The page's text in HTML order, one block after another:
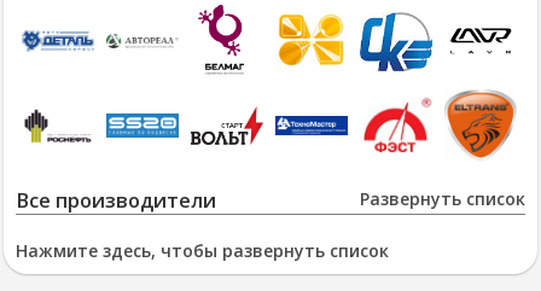
Развернуть список
Все производители
Нажмите здесь, чтобы развернуть список